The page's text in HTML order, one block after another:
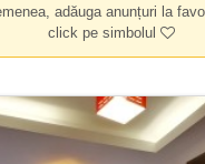
adăuga anunțuri la
click pe simbolul